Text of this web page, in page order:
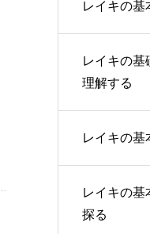
レイキの基
レイキの基
理解する
レイキの基
レイキの基
探る